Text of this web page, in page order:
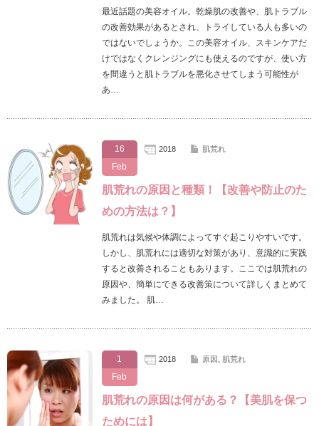
最近話題の美容オイル。乾燥肌の改善や、肌トラブル
の改善効果があるとされ、トライしている人も多いの
ではないでしょうか。この美容オイル、スキンケアだ
けではなくクレンジングにも使えるのですが、使い方
を間違うと肌トラブルを悪化させてしまう可能性が
あ…
16
Feb
2018 肌荒れ
肌荒れの原因と種類！【改善や防止のた
めの方法は？】
肌荒れは気候や体調によってすぐ起こりやすいです。
しかし、肌荒れには適切な対策があり、意識的に実践
すると改善されることもあります。ここでは肌荒れの
原因や、簡単にできる改善策について詳しくまとめて
みました。 肌…
1
Feb
2018 原因 肌荒れ
肌荒れの原因は何がある？【美肌を保つ
ためには】